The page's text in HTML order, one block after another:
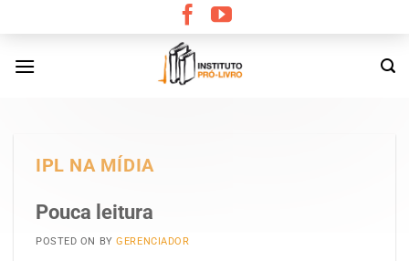
content
IPL NA MÍDIA
Pouca leitura
POSTED ON BYGERENCIADOR